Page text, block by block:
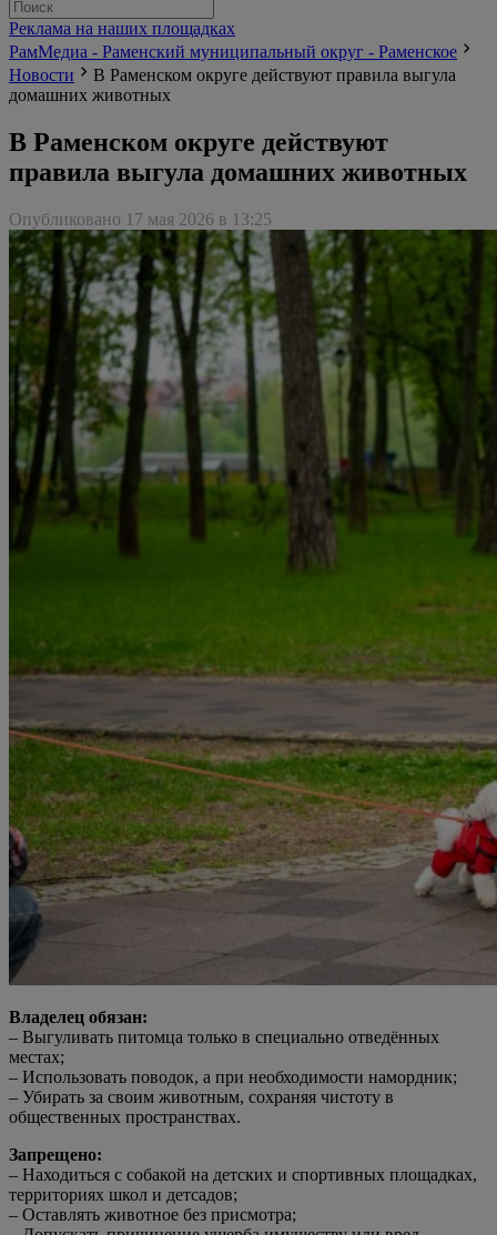
Реклама на наших площадках
РамМедиа - Раменский муниципальный округ - Раменское
Новости
В Раменском округе действуют правила выгула
домашних животных
В Раменском округе действуют
правила выгула домашних животных
Опубликовано 17 мая 2026 в 13:25
Владелец обязан:
– Выгуливать питомца только в специально отведённых
местах;
– Использовать поводок, а при необходимости намордник;
– Убирать за своим животным, сохраняя чистоту в
общественных пространствах.
Запрещено:
– Находиться с собакой на детских и спортивных площадках,
территориях школ и детсадов;
– Оставлять животное без присмотра;